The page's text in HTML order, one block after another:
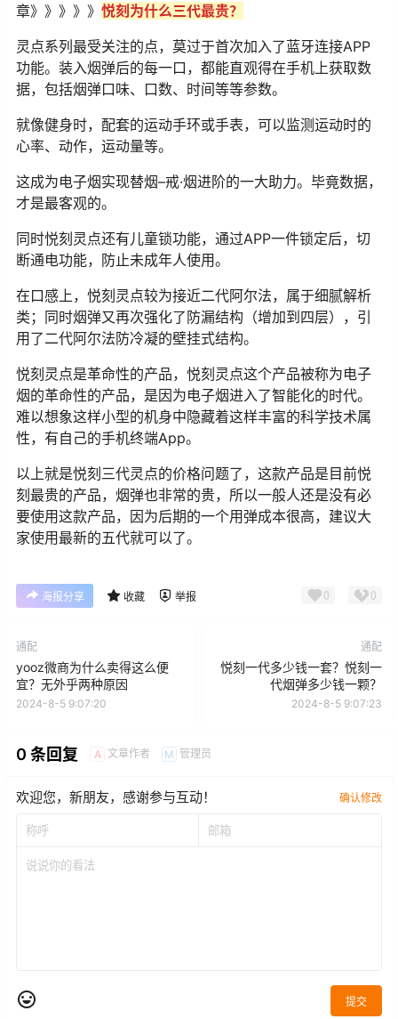
章》》》》》 悦刻为什么三代最贵？
灵点系列最受关注的点，莫过于首次加入了蓝牙连接APP
功能。装入烟弹后的每一口，都能直观得在手机上获取数
据，包括烟弹口味、口数、时间等等参数。
就像健身时，配套的运动手环或手表，可以监测运动时的
心率、动作，运动量等。
这成为电子烟实现替烟–戒·烟进阶的一大助力。毕竟数据，
才是最客观的。
同时悦刻灵点还有儿童锁功能，通过APP一件锁定后，切
断通电功能，防止未成年人使用。
在口感上，悦刻灵点较为接近二代阿尔法，属于细腻解析
类；同时烟弹又再次强化了防漏结构（增加到四层），引
用了二代阿尔法防冷凝的壁挂式结构。
悦刻灵点是革命性的产品，悦刻灵点这个产品被称为电子
烟的革命性的产品，是因为电子烟进入了智能化的时代。
难以想象这样小型的机身中隐藏着这样丰富的科学技术属
性，有自己的手机终端App。
以上就是悦刻三代灵点的价格问题了，这款产品是目前悦
刻最贵的产品，烟弹也非常的贵，所以一般人还是没有必
要使用这款产品，因为后期的一个用弹成本很高，建议大
家使用最新的五代就可以了。
海报分享 收藏 举报 0 0
通配
yooz微商为什么卖得这么便
宜？无外乎两种原因
2024-8-5 9:07:20
通配
悦刻一代多少钱一套？悦刻一
代烟弹多少钱一颗？
2024-8-5 9:07:23
0 条回复 A 文章作者 M 管理员
欢迎您，新朋友，感谢参与互动！ 确认修改
提交